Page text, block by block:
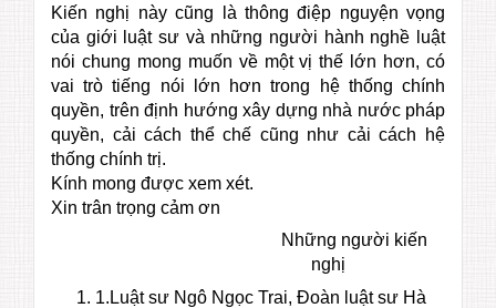
Kiến nghị này cũng là thông điệp nguyện vọng
của giới luật sư và những người hành nghề luật
nói chung mong muốn về một vị thế lớn hơn, có
vai trò tiếng nói lớn hơn trong hệ thống chính
quyền, trên định hướng xây dựng nhà nước pháp
quyền, cải cách thể chế cũng như cải cách hệ
thống chính trị.
Kính mong được xem xét.
Xin trân trọng cảm ơn
Những người kiến
nghị
1.Luật sư Ngô Ngọc Trai, Đoàn luật sư Hà